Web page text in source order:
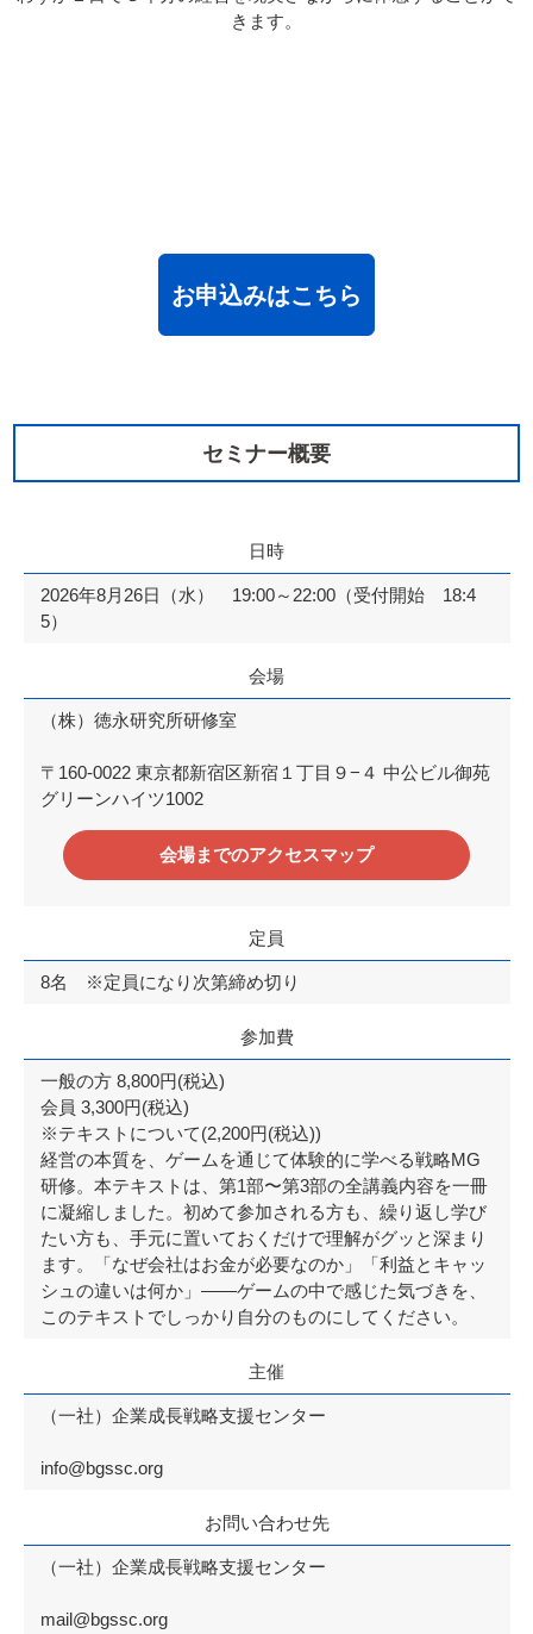
きます。
お申込みはこちら
セミナー概要
日時
2026年8月26日（水） 19:00～22:00（受付開始 18:4
5）
会場
（株）徳永研究所研修室
〒160-0022 東京都新宿区新宿１丁目９−４ 中公ビル御苑
グリーンハイツ1002
会場までのアクセスマップ
定員
8名 ※定員になり次第締め切り
参加費
一般の方 8,800円(税込)
会員 3,300円(税込)
※テキストについて(2,200円(税込))
経営の本質を、ゲームを通じて体験的に学べる戦略MG
研修。本テキストは、第1部〜第3部の全講義内容を一冊
に凝縮しました。初めて参加される方も、繰り返し学び
たい方も、手元に置いておくだけで理解がグッと深まり
ます。「なぜ会社はお金が必要なのか」「利益とキャッ
シュの違いは何か」——ゲームの中で感じた気づきを、
このテキストでしっかり自分のものにしてください。
主催
（一社）企業成長戦略支援センター
info@bgssc.org
お問い合わせ先
（一社）企業成長戦略支援センター
mail@bgssc.org